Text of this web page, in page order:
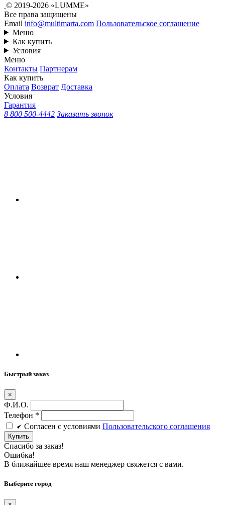
© 2019-2026 «LUMME»
Все права защищены
Email info@multimarta.com Пользовательское соглашение
Меню
Как купить
Условия
Меню
Контакты Партнерам
Как купить
Оплата Возврат Доставка
Условия
Гарантия
8 800 500-4442 Заказать звонок
Быстрый заказ
×
Ф.И.О.
Телефон *
Cогласен c условиями Пользовательского соглашения
Купить
Спасибо за заказ!
Ошибка!
В ближайшее время наш менеджер свяжется с вами.
Выберите город